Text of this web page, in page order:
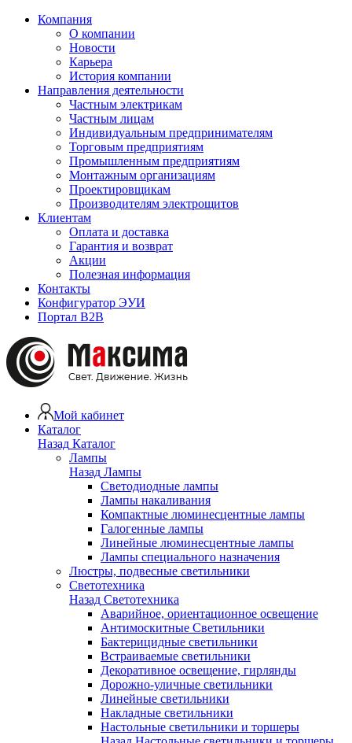
Компания
О компании
Новости
Карьера
История компании
Направления деятельности
Частным электрикам
Частным лицам
Индивидуальным предпринимателям
Торговым предприятиям
Промышленным предприятиям
Монтажным организациям
Проектировщикам
Производителям электрощитов
Клиентам
Оплата и доставка
Гарантия и возврат
Акции
Полезная информация
Контакты
Конфигуратор ЭУИ
Портал B2B
Мой кабинет
Каталог
Назад Каталог
Лампы
Назад Лампы
Светодиодные лампы
Лампы накаливания
Компактные люминесцентные лампы
Галогенные лампы
Линейные люминесцентные лампы
Лампы специального назначения
Люстры, подвесные светильники
Светотехника
Назад Светотехника
Аварийное, ориентационное освещение
Антимоскитные Светильники
Бактерицидные светильники
Встраиваемые светильники
Декоративное освещение, гирлянды
Дорожно-уличные светильники
Линейные светильники
Накладные светильники
Настольные светильники и торшеры